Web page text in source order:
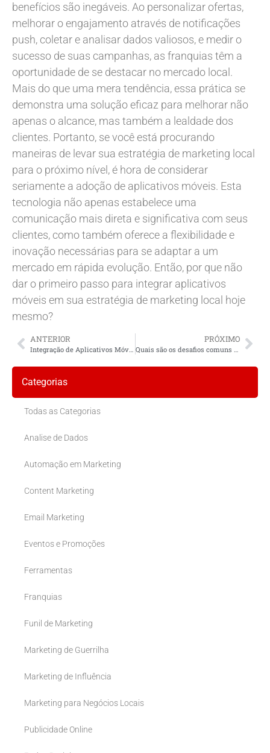
benefícios são inegáveis. Ao personalizar ofertas,
melhorar o engajamento através de notificações
push, coletar e analisar dados valiosos, e medir o
sucesso de suas campanhas, as franquias têm a
oportunidade de se destacar no mercado local.
Mais do que uma mera tendência, essa prática se
demonstra uma solução eficaz para melhorar não
apenas o alcance, mas também a lealdade dos
clientes. Portanto, se você está procurando
maneiras de levar sua estratégia de marketing local
para o próximo nível, é hora de considerar
seriamente a adoção de aplicativos móveis. Esta
tecnologia não apenas estabelece uma
comunicação mais direta e significativa com seus
clientes, como também oferece a flexibilidade e
inovação necessárias para se adaptar a um
mercado em rápida evolução. Então, por que não
dar o primeiro passo para integrar aplicativos
móveis em sua estratégia de marketing local hoje
mesmo?
ANTERIOR PRÓXIMO
Categorias
Todas as Categorias
Analise de Dados
Automação em Marketing
Content Marketing
Email Marketing
Eventos e Promoções
Ferramentas
Franquias
Funil de Marketing
Marketing de Guerrilha
Marketing de Influência
Marketing para Negócios Locais
Publicidade Online